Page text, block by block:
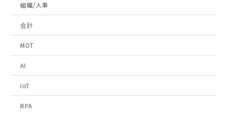
組織/人事
会計
MOT
AI
IoT
RPA